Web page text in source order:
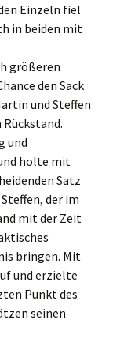
Einzeln fiel
in beiden mit
größeren
den Sack
und Steffen
und
holte mit
Satz
der im
mit der Zeit
bringen. Mit
und erzielte
Punkt des
seinen